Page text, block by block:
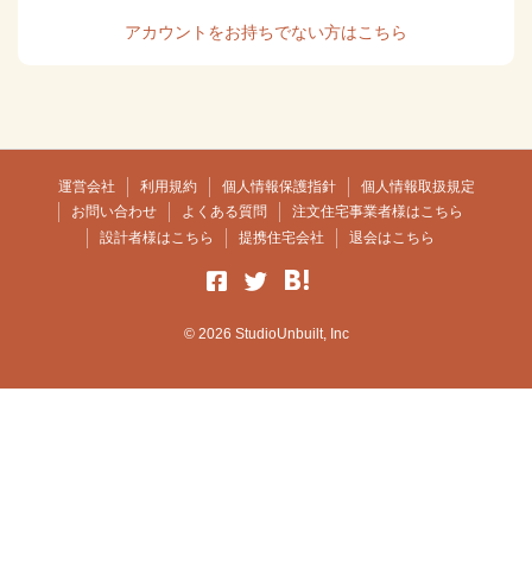
アカウントをお持ちでない方はこちら
運営会社 利用規約 個人情報保護指針
個人情報取扱規定
お問い合わせ
よくある質問
注文住宅事業者様はこちら
設計者様はこちら
提携住宅会社 退会はこちら
© 2026 StudioUnbuilt, Inc